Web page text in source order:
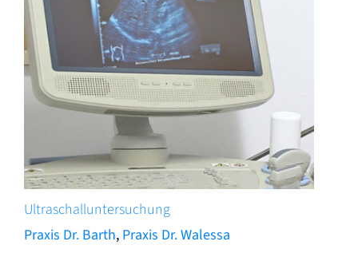
Ultraschalluntersuchung
Praxis Dr. Barth, Praxis Dr. Walessa